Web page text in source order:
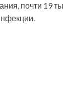
почти 19